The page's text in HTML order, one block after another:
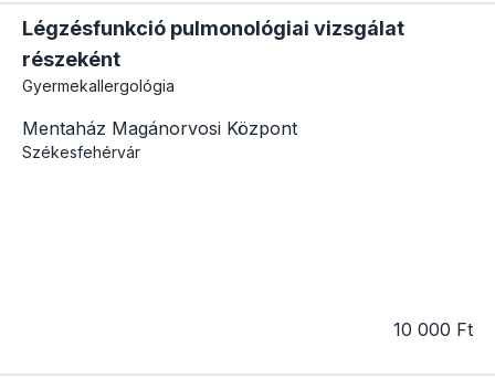
Légzésfunkció pulmonológiai vizsgálat
részeként
Gyermekallergológia
Mentaház Magánorvosi Központ
Székesfehérvár
10 000 Ft